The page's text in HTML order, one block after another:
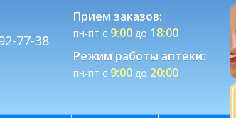
77-38
Прием заказов:
пн-пт с 9:00до 18:00
Режим работы аптеки:
пн-пт с 9:00до 20:00